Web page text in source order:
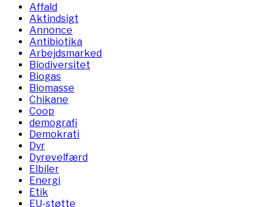
Affald
Aktindsigt
Annonce
Antibiotika
Arbejdsmarked
Biodiversitet
Biogas
Biomasse
Chikane
Coop
demografi
Demokrati
Dyr
Dyrevelfærd
Elbiler
Energi
Etik
EU-støtte